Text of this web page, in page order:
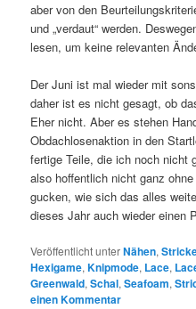
aber von den
und „verdaut“ werden.
lesen, um keine relevanten
Der Juni ist mal wieder mit
daher ist es nicht gesagt, ob
Eher nicht. Aber es stehen
Obdachlosenaktion in den
fertige Teile, die ich noch nicht
also hoffentlich nicht ganz
gucken, wie sich das alles
dieses Jahr auch wieder einen
Veröffentlicht unterNähen,
Hexigame,Knipmode, Lace,
Greenwald,Schal,Seafoam,
einen Kommentar